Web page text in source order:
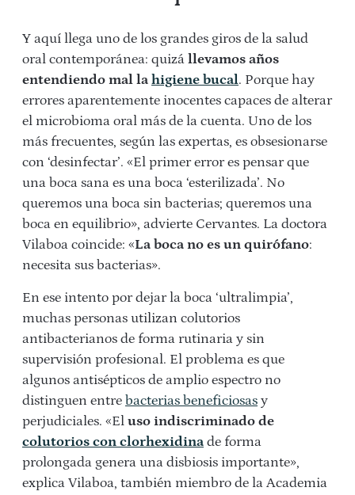
Y aquí llega uno de los grandes giros de la salud
oral contemporánea: quizá llevamos años
entendiendo mal la higiene bucal. Porque hay
errores aparentemente inocentes capaces de alterar
el microbioma oral más de la cuenta. Uno de los
más frecuentes, según las expertas, es obsesionarse
con ‘desinfectar’. «El primer error es pensar que
una boca sana es una boca ‘esterilizada’. No
queremos una boca sin bacterias; queremos una
boca en equilibrio», advierte Cervantes. La doctora
Vilaboa coincide: «La boca no es un quirófano:
necesita sus bacterias».
En ese intento por dejar la boca ‘ultralimpia’,
muchas personas utilizan colutorios
antibacterianos de forma rutinaria y sin
supervisión profesional. El problema es que
algunos antisépticos de amplio espectro no
distinguen entre bacterias beneficiosas y
perjudiciales. «El uso indiscriminado de
colutorios con clorhexidina de forma
prolongada genera una disbiosis importante»,
explica Vilaboa, también miembro de la Academia